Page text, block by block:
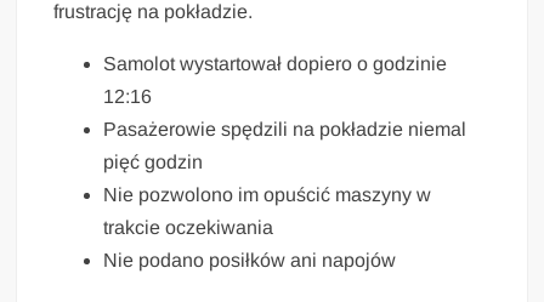
frustrację na pokładzie.
Samolot wystartował dopiero o godzinie
12:16
Pasażerowie spędzili na pokładzie niemal
pięć godzin
Nie pozwolono im opuścić maszyny w
trakcie oczekiwania
Nie podano posiłków ani napojów